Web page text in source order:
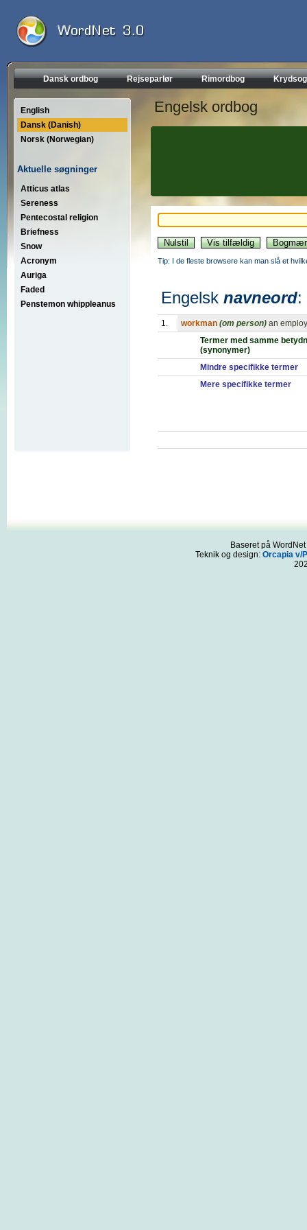
Dansk ordbog Rejseparlør Rimordbog
English
Dansk (Danish)
Norsk (Norwegian)
Aktuelle søgninger
Atticus atlas
Sereness
Pentecostal religion
Briefness
Snow
Acronym
Auriga
Faded
Penstemon whippleanus
Engelsk ordbog
Tip: I de fleste browsere kan man slå et
Engelsk navneord:
1. workman (om person) an
Termer med samme
(synonymer)
Mindre specifikke termer
Mere specifikke termer
Baseret på
Teknik og design: Orcapia v/